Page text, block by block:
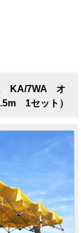
KA/7WA オ
1セット）